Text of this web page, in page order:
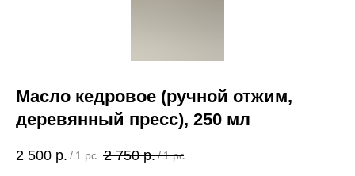
Масло кедровое (ручной отжим,
деревянный пресс), 250 мл
2 500 р. / 1 pc 2 750 р./1 pc